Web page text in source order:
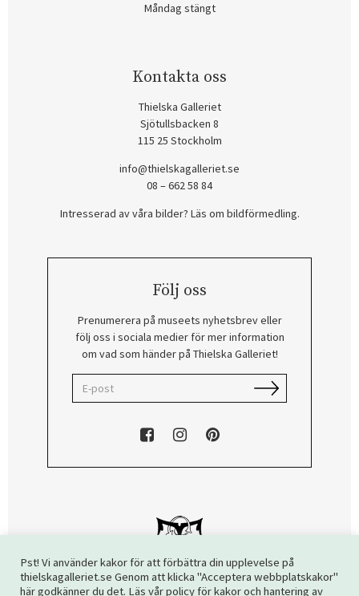
Måndag stängt
Kontakta oss
Thielska Galleriet
Sjötullsbacken 8
115 25 Stockholm
info@thielskagalleriet.se
08 – 662 58 84
Intresserad av våra bilder? Läs om bildförmedling.
Följ oss
Prenumerera på museets nyhetsbrev eller
följ oss i sociala medier för mer information
om vad som händer på Thielska Galleriet!
Pst! Vi använder kakor för att förbättra din upplevelse på
thielskagalleriet.se Genom att klicka "Acceptera webbplatskakor"
här godkänner du det. Läs vår policy för kakor och hantering av